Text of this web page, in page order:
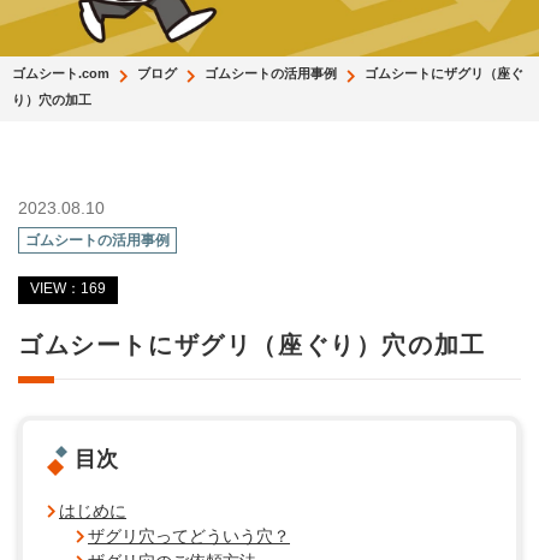
ゴムシート.com ブログ ゴムシートの活用事例
ゴムシートにザグリ（座ぐ
り）穴の加工
2023.08.10
ゴムシートの活用事例
VIEW：169
ゴムシートにザグリ（座ぐり）穴の加工
目次
はじめに
ザグリ穴ってどういう穴？